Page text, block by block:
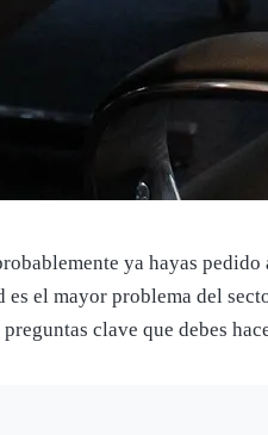
ya hayas
el mayor problema del
clave que debes